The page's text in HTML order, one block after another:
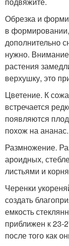
Обрезка и
в
дополнительно
нужно.
растения
верхушку, это
Цветение. К
встречается
появляются
похож на ананас.
Размножение.
ароидных,
листьями и
Черенки
создать
емкость
приближен к 23-
после того как